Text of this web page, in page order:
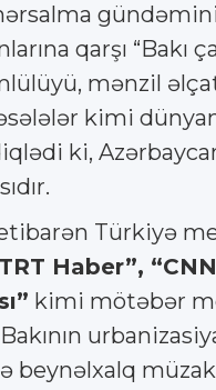
qarşı
mənzil
kimi
ki,
Türkiyə
Haber”,
kimi mötəbər
beynəlxalq